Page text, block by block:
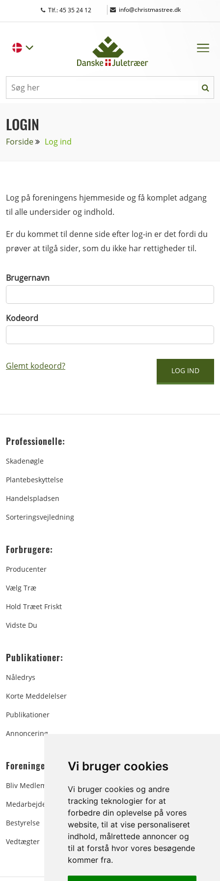
Vi bruger cookies
Vi bruger cookies og andre
tracking teknologier for at
forbedre din oplevelse på vores
website, til at vise personaliseret
indhold, målrettede annoncer og
til at forstå hvor vores besøgende
kommer fra.
Tlf.: 45 35 24 12 | info@christmastree.dk
LOGIN
Forside Log ind
Log på foreningens hjemmeside og få komplet adgang
til alle undersider og indhold.
Er du kommet til denne side efter log-in er det fordi du
prøver at tilgå sider, som du ikke har rettigheder til.
Brugernavn
Kodeord
Glemt kodeord?
Professionelle:
Skadenøgle
Plantebeskyttelse
Handelspladsen
Sorteringsvejledning
Forbrugere:
Producenter
Vælg Træ
Hold Træet Friskt
Vidste Du
Publikationer:
Nåledrys
Korte Meddelelser
Publikationer
Annoncering
Foreningen:
Bliv Medlem
Medarbejdere
Bestyrelse
Vedtægter